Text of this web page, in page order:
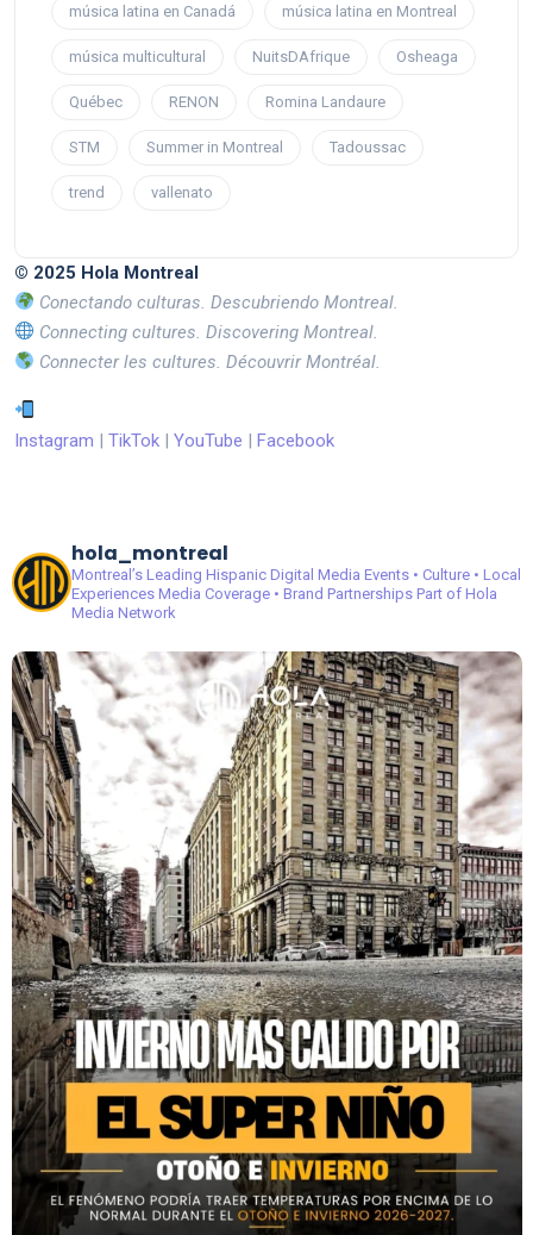
música latina en Canadá música latina en Montreal
música multicultural NuitsDAfrique Osheaga
Québec RENON Romina Landaure
STM Summer in Montreal Tadoussac
trend vallenato
© 2025 Hola Montreal
Conectando culturas. Descubriendo Montreal.
Connecting cultures. Discovering Montreal.
Connecter les cultures. Découvrir Montréal.
Instagram | TikTok | YouTube | Facebook
hola_montreal
Montreal’s Leading Hispanic Digital Media Events • Culture • Local
ExperiencesMedia Coverage • Brand PartnershipsPart of Hola
Media Network